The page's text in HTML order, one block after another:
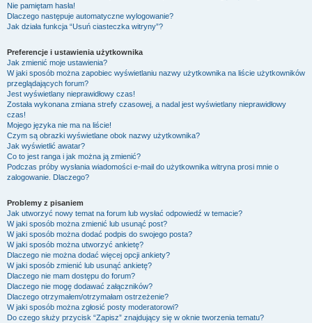
Nie pamiętam hasła!
Dlaczego następuje automatyczne wylogowanie?
Jak działa funkcja “Usuń ciasteczka witryny”?
Preferencje i ustawienia użytkownika
Jak zmienić moje ustawienia?
W jaki sposób można zapobiec wyświetlaniu nazwy użytkownika na liście użytkowników
przeglądających forum?
Jest wyświetlany nieprawidłowy czas!
Została wykonana zmiana strefy czasowej, a nadal jest wyświetlany nieprawidłowy
czas!
Mojego języka nie ma na liście!
Czym są obrazki wyświetlane obok nazwy użytkownika?
Jak wyświetlić awatar?
Co to jest ranga i jak można ją zmienić?
Podczas próby wysłania wiadomości e-mail do użytkownika witryna prosi mnie o
zalogowanie. Dlaczego?
Problemy z pisaniem
Jak utworzyć nowy temat na forum lub wysłać odpowiedź w temacie?
W jaki sposób można zmienić lub usunąć post?
W jaki sposób można dodać podpis do swojego posta?
W jaki sposób można utworzyć ankietę?
Dlaczego nie można dodać więcej opcji ankiety?
W jaki sposób zmienić lub usunąć ankietę?
Dlaczego nie mam dostępu do forum?
Dlaczego nie mogę dodawać załączników?
Dlaczego otrzymałem/otrzymałam ostrzeżenie?
W jaki sposób można zgłosić posty moderatorowi?
Do czego służy przycisk “Zapisz” znajdujący się w oknie tworzenia tematu?